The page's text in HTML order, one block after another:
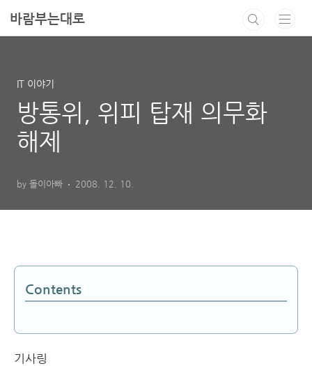
바람부는대로
IT 이야기
방통위, 위피 탑재 의무화
해제
by 돌이아빠 2008. 12. 10.
Contents
기사링